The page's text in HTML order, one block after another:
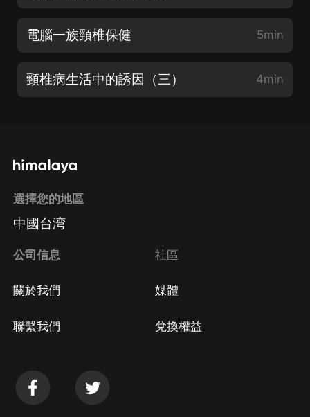
電腦一族頸椎保健 5min
頸椎病生活中的誘因（三） 4min
選擇您的地區
中國台湾
公司信息
關於我們
聯繫我們
社區
媒體
兌換權益